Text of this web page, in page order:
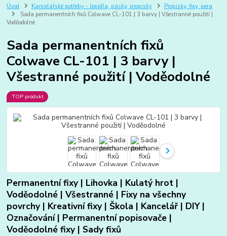
Úvod Kancelářské potřeby - lepidla, pásky, propisky
Propisky, fixy, pera
Sada permanentních fixů Colwave CL-101 | 3 barvy | Všestranné použití |
Voděodolné
Sada permanentních fixů
Colwave CL-101 | 3 barvy |
Všestranné použití | Voděodolné
TOP produkt
Permanentní fixy | Lihovka | Kulatý hrot |
Voděodolné | Všestranné | Fixy na všechny
povrchy | Kreativní fixy | Škola | Kancelář | DIY |
Označování | Permanentní popisovače |
Voděodolné fixy | Sady fixů